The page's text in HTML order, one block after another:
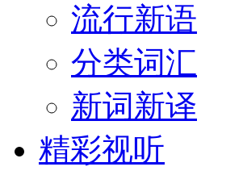
流行新语
分类词汇
新词新译
精彩视听